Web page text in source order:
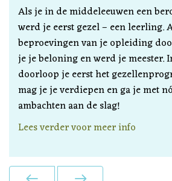
Als je in de middeleeuwen een
werd je eerst gezel – een leerling.
beproevingen van je opleiding
je je beloning en werd je meester.
doorloop je eerst het
mag je je verdiepen en ga je met
ambachten aan de slag!
Lees verder voor meer info